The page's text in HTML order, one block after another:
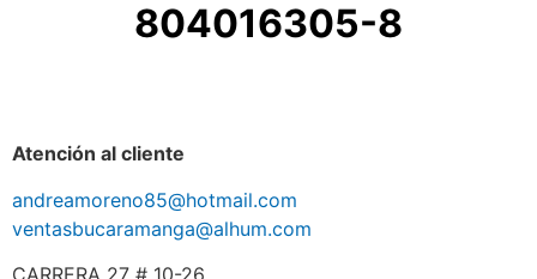
804016305-8
Atención al cliente
andreamoreno85@hotmail.com
ventasbucaramanga@alhum.com